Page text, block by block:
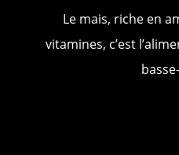
Le mais, riche en
vitamines, c’est